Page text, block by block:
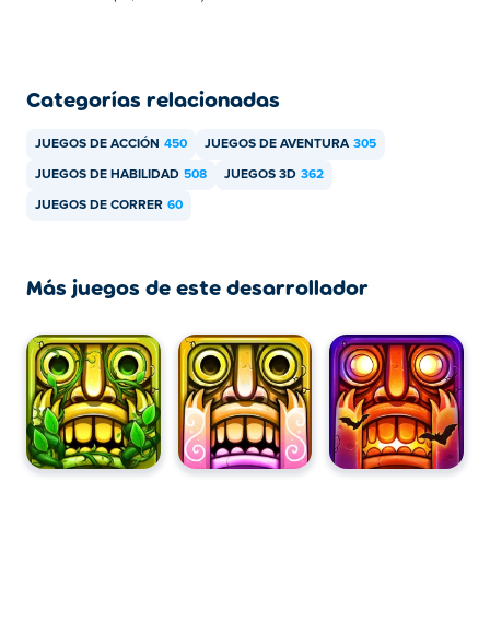
Categorías relacionadas
JUEGOS DE ACCIÓN 450 JUEGOS DE AVENTURA 305
JUEGOS DE HABILIDAD 508 JUEGOS 3D 362
JUEGOS DE CORRER 60
Más juegos de este desarrollador